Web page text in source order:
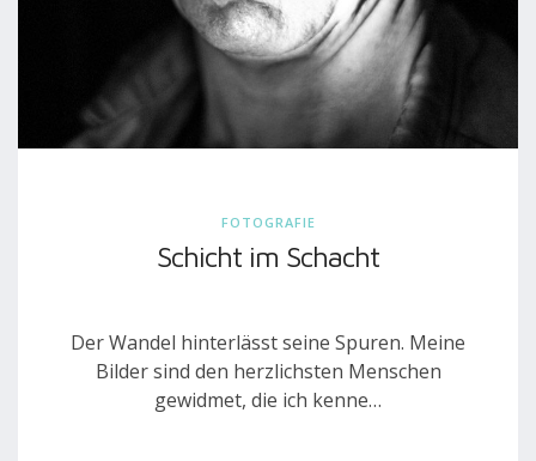
FOTOGRAFIE
Schicht im Schacht
Der Wandel hinterlässt seine Spuren. Meine
Bilder sind den herzlichsten Menschen
gewidmet, die ich kenne…